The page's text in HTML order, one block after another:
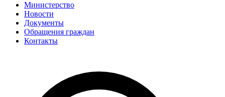
Министерство
Новости
Документы
Обращения граждан
Контакты